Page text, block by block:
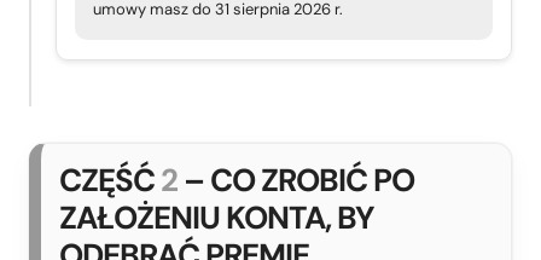
umowy masz do 31 sierpnia 2026 r.
CZĘŚĆ2 – CO ZROBIĆ PO
ZAŁOŻENIU KONTA, BY